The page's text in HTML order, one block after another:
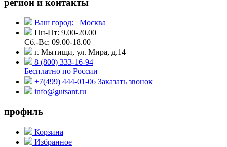
Ваш город:
Москва
Пн-Пт: 9.00-20.00
Сб.-Вс: 09.00-18.00
г. Мытищи, ул. Мира, д.14
8 (800) 333-16-94
Бесплатно по России
+7(499) 444-01-06 Заказать звонок
info@gutsant.ru
профиль
Корзина
Избранное